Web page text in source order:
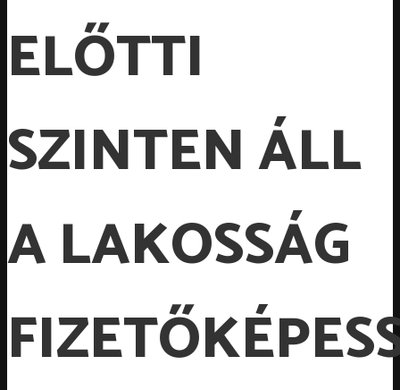
ELŐTTI
SZINTEN ÁLL
A LAKOSSÁG